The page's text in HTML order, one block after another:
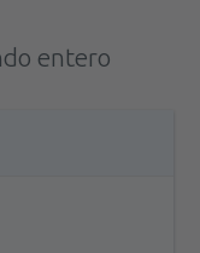
entero